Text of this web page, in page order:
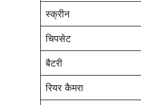
स्क्रीन
चिपसेट
बैटरी
रियर कैमरा